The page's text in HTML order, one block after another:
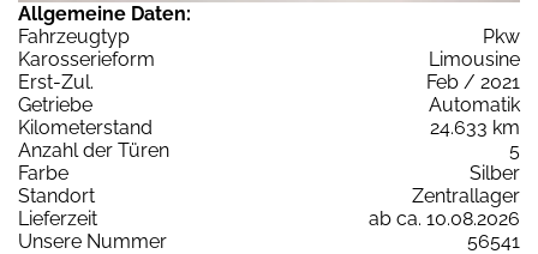
Allgemeine Daten:
Fahrzeugtyp
Pkw
Karosserieform
Limousine
Erst-Zul.
Feb / 2021
Getriebe
Automatik
Kilometerstand
24.633 km
Anzahl der Türen
5
Farbe
Silber
Standort
Zentrallager
Lieferzeit
ab ca. 10.08.2026
Unsere Nummer
56541